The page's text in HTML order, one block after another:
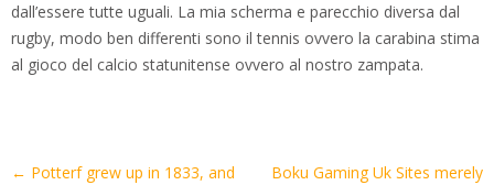
dall’essere tutte uguali. La mia scherma e parecchio diversa dal
rugby, modo ben differenti sono il tennis ovvero la carabina stima
al gioco del calcio statunitense ovvero al nostro zampata.
Artikel-
← Potterf grew up in 1833, and
Boku Gaming Uk Sites merely